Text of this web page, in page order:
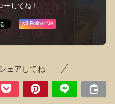
ーしてね！
Follow Me
ェアしてね！